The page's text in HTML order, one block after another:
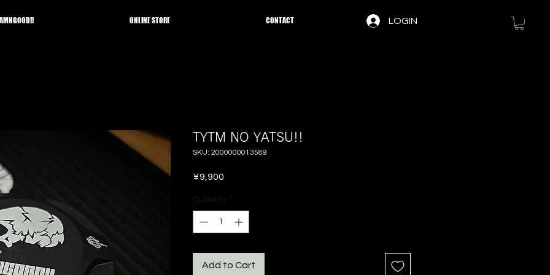
ONLINE STORE CONTACT LOGIN
TYTM NO YATSU!!
SKU: 2000000013589
¥9,900
Quantity
Add to Cart